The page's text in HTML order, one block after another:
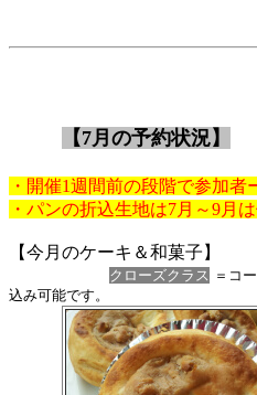
【7月の予約状況】
・開催1週間前の段階で参加
・パンの折込生地は7月～9月は
【今月のケーキ＆和菓子】
クローズクラス ＝コ
込み可能です。